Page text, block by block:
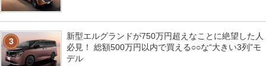
3
新型エルグランドが750万円超えなことに絶望した人
必見！ 総額500万円以内で買える○○な“大きい3列”モ
デル